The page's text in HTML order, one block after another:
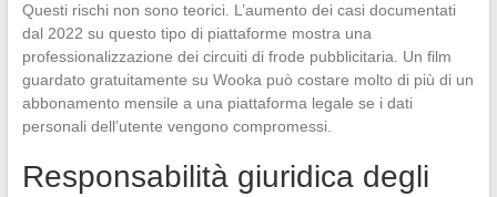
Questi rischi non sono teorici. L’aumento dei casi documentati
dal 2022 su questo tipo di piattaforme mostra una
professionalizzazione dei circuiti di frode pubblicitaria. Un film
guardato gratuitamente su Wooka può costare molto di più di un
abbonamento mensile a una piattaforma legale se i dati
personali dell’utente vengono compromessi.
Responsabilità giuridica degli